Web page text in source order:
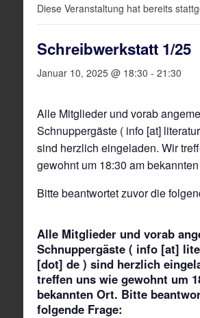
Diese Veranstaltung hat bereits
Schreibwerkstatt 1/25
Januar 10, 2025 @ 18:30 - 21:30
Alle Mitglieder und vorab
Schnuppergäste ( info [at]
sind herzlich eingeladen. Wir
gewohnt um 18:30 am bekannten
Bitte beantwortet zuvor die
Alle Mitglieder und vorab
Schnuppergäste ( info [at]
[dot] de ) sind herzlich
treffen uns wie gewohnt um
bekannten Ort. Bitte
folgende Frage: